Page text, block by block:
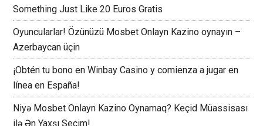
Something Just Like 20 Euros Gratis
Oyuncularlar! Özünüzü Mosbet Onlayn Kazino oynayın –
Azerbaycan üçin
¡Obtén tu bono en Winbay Casino y comienza a jugar en
línea en España!
Niyə Mosbet Onlayn Kazino Oynamaq? Keçid Müassisası
ilə Ən Yaxşı Seçim!